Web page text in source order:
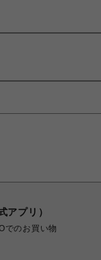
アプリ）
でのお買い物